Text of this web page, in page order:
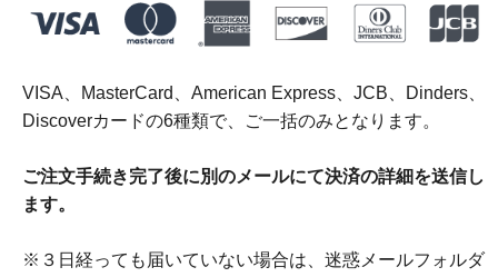
VISA、MasterCard、American Express、JCB、Dinders、
Discoverカードの6種類で、ご一括のみとなります。
ご注文手続き完了後に別のメールにて決済の詳細を送信し
ます。
※３日経っても届いていない場合は、迷惑メールフォルダ